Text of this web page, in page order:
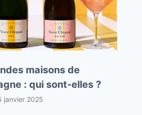
maisons de
: qui sont-elles ?
janvier 2025